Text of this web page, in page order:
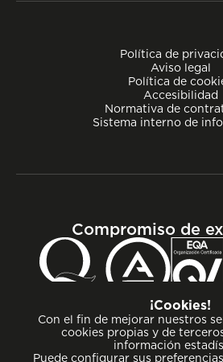
Política de
Aviso legal
Política de
Accesibilidad
Normativa de
Sistema interno de
Compromiso de
¡Cookies!
Con el fin de mejorar nuestros
cookies propias y de
información
Puede configurar sus